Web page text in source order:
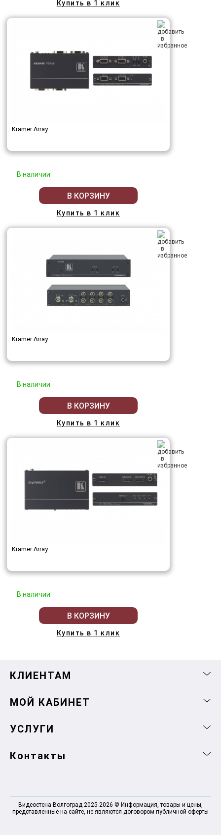
Купить в 1 клик
Kramer Array
В наличии
В КОРЗИНУ
Купить в 1 клик
Kramer Array
В наличии
В КОРЗИНУ
Купить в 1 клик
Kramer Array
В наличии
В КОРЗИНУ
Купить в 1 клик
КЛИЕНТАМ
МОЙ КАБИНЕТ
УСЛУГИ
Контакты
Видеостена Волгоград 2025-2026 © Информация, товары и цены,
представленные на сайте, не являются договором публичной оферты